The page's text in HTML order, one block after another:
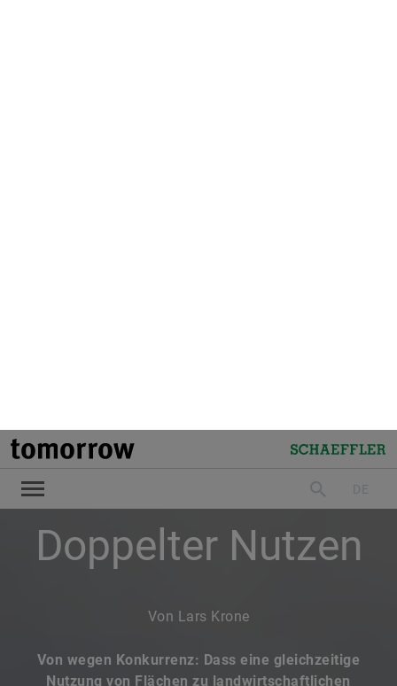
Doppelter Nutzen
Von wegen Konkurrenz: Dass eine gleichzeitige
Zwecken und zur Solarstromerzeugung möglich ist,
zeigt die Agri-Photovoltaik.